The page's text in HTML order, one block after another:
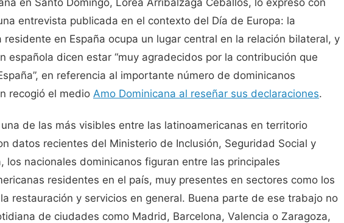
en Santo Domingo, Lorea Arribalzaga Ceballos, lo expresó con
entrevista publicada en el contexto del Día de Europa: la
en España ocupa un lugar central en la relación bilateral, y
española dicen estar “muy agradecidos por la contribución que
en referencia al importante número de dominicanos
recogió el medio Amo Dominicana al reseñar sus declaraciones.
de las más visibles entre las latinoamericanas en territorio
datos recientes del Ministerio de Inclusión, Seguridad Social y
los nacionales dominicanos figuran entre las principales
residentes en el país, muy presentes en sectores como los
restauración y servicios en general. Buena parte de ese trabajo no
de ciudades como Madrid, Barcelona, Valencia o Zaragoza,